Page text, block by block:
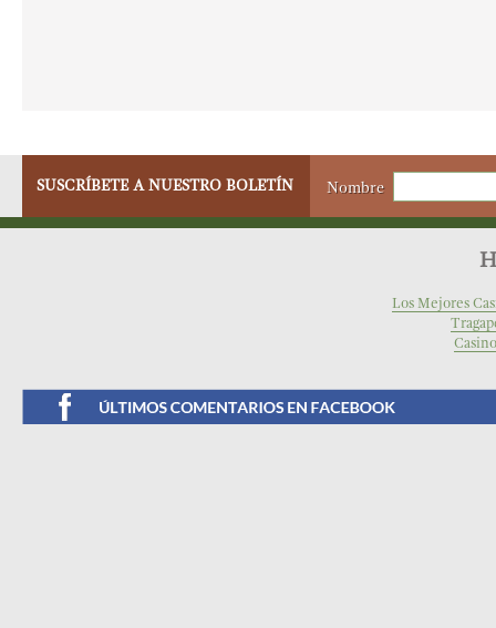
SUSCRÍBETE A NUESTRO BOLETÍN Nombre
Los Mejores